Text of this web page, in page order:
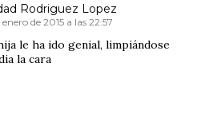
Rodriguez Lopez
enero de 2015 a las 22:57
le ha ido genial, limpiándose
la cara